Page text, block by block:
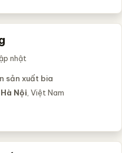
nhật
sản xuất bia
Hà Nội , Việt Nam